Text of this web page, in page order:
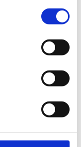
exemplaren
van de
promotie van